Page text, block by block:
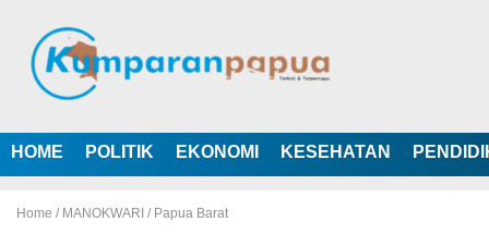
HOME POLITIK EKONOMI KESEHATAN
Home / MANOKWARI / Papua Barat